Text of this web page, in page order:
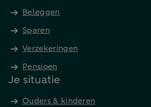
Beleggen
Sparen
Verzekeringen
Pensioen
Je situatie
Ouders & kinderen